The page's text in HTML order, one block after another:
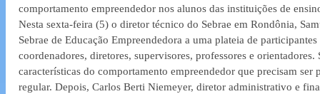
comportamento empreendedor nos alunos das instituições de
Nesta sexta-feira (5) o diretor técnico do Sebrae em Rondônia,
Sebrae de Educação Empreendedora a uma plateia de
coordenadores, diretores, supervisores, professores e orientadores.
características do comportamento empreendedor que precisam
regular. Depois, Carlos Berti Niemeyer, diretor administrativo e